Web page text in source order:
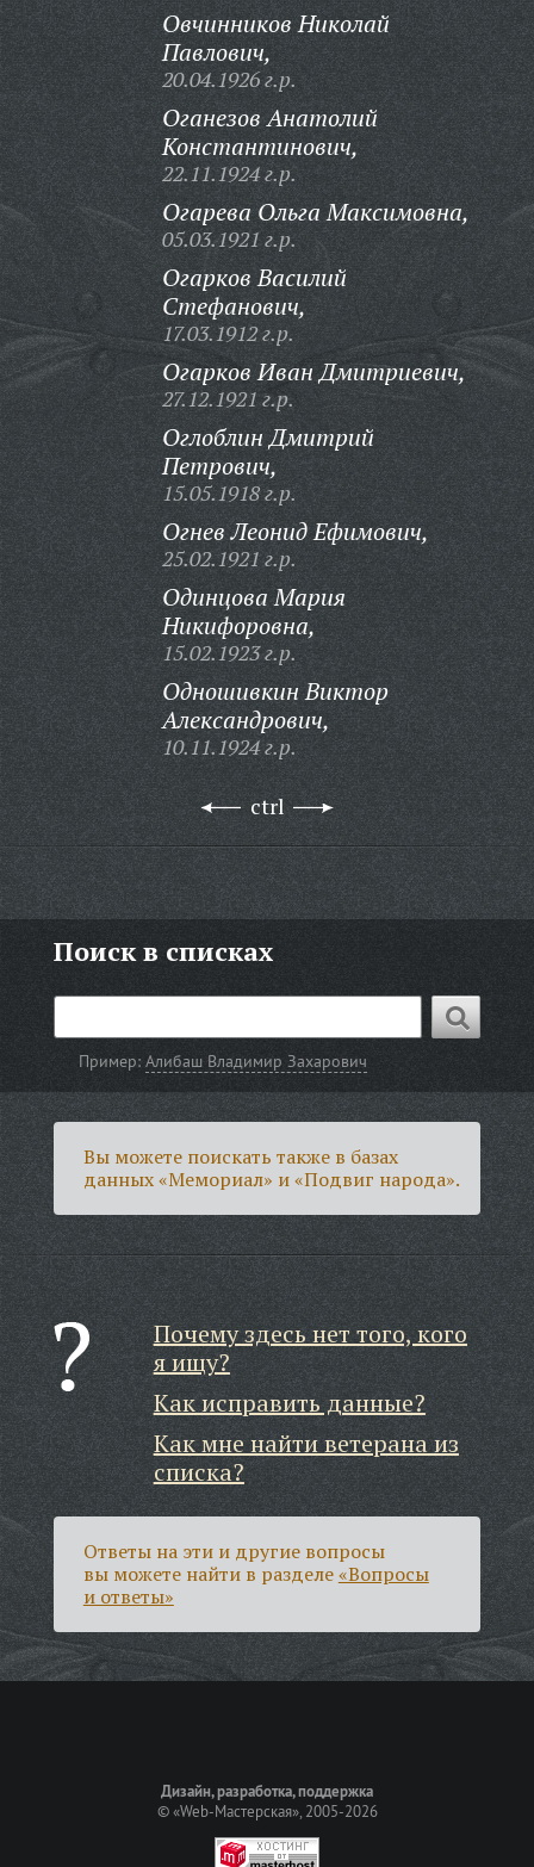
Овчинников Николай
Павлович,
20.04.1926 г.р.
Оганезов Анатолий
Константинович,
22.11.1924 г.р.
Огарева Ольга Максимовна,
05.03.1921 г.р.
Огарков Василий
Стефанович,
17.03.1912 г.р.
Огарков Иван Дмитриевич,
27.12.1921 г.р.
Оглоблин Дмитрий
Петрович,
15.05.1918 г.р.
Огнев Леонид Ефимович,
25.02.1921 г.р.
Одинцова Мария
Никифоровна,
15.02.1923 г.р.
Одношивкин Виктор
Александрович,
10.11.1924 г.р.
ctrl
Поиск в списках
Пример:Алибаш Владимир Захарович
Вы можете поискать также в базах
данных «Мемориал» и «Подвиг народа».
Почему здесь нет того, кого
я ищу?
Как исправить данные?
Как мне найти ветерана из
списка?
Ответы на эти и другие вопросы
вы можете найти в разделе«Вопросы
и ответы»
Дизайн, разработка, поддержка
©«Web-Мастерская», 2005-2026